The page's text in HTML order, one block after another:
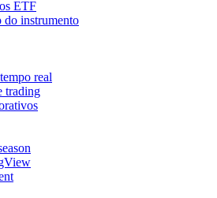
ETF
do instrumento
real
trading